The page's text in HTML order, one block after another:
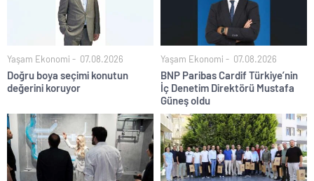
Yaşam Ekonomi 07.08.2026
Doğru boya seçimi konutun
değerini koruyor
Yaşam Ekonomi 07.08.2026
BNP Paribas Cardif Türkiye’nin
İç Denetim Direktörü Mustafa
Güneş oldu